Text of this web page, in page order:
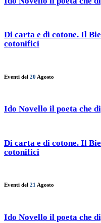
Di carta e di cotone. Il
cotonifici
Eventi del 20 Agosto
Ido Novello il poeta che
Di carta e di cotone. Il
cotonifici
Eventi del 21 Agosto
Ido Novello il poeta che